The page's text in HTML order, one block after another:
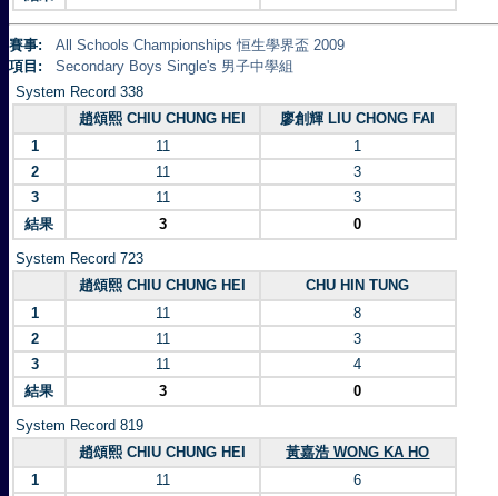
賽事:
All Schools Championships 恒生學界盃 2009
項目:
Secondary Boys Single's 男子中學組
System Record 338
趙頌熙 CHIU CHUNG HEI
廖創輝 LIU CHONG FAI
1
11
1
2
11
3
3
11
3
結果
3 0
System Record 723
趙頌熙 CHIU CHUNG HEI
CHU HIN TUNG
1
11
8
2
11
3
3
11
4
結果
3 0
System Record 819
趙頌熙 CHIU CHUNG HEI
黃嘉浩 WONG KA HO
1
11
6